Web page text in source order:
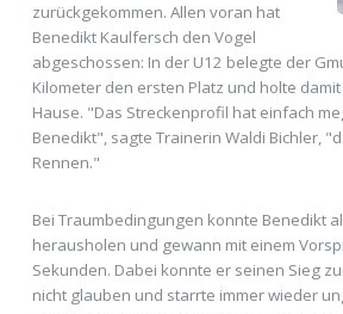
zurückgekommen. Allen voran hat
Benedikt Kaulfersch den Vogel
abgeschossen: In der U12 belegte der
Kilometer den ersten Platz und holte
Hause. "Das Streckenprofil hat einfach
Benedikt", sagte Trainerin Waldi Bichler,
Rennen."
Bei Traumbedingungen konnte Benedikt
herausholen und gewann mit einem
Sekunden. Dabei konnte er seinen Sieg
nicht glauben und starrte immer wieder